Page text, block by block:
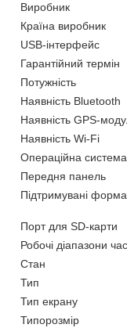
Виробник
Країна виробник
USB-інтерфейс
Гарантійний термін
Потужність
Наявність Bluetooth
Наявність GPS-
Наявність Wi-Fi
Операційна система
Передня панель
Підтримувані
Порт для SD-карти
Робочі діапазони
Стан
Тип
Тип екрану
Типорозмір